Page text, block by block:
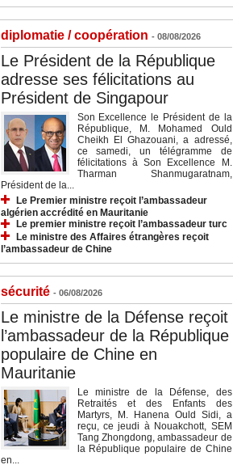
diplomatie / coopération - 08/08/2026
Le Président de la République
adresse ses félicitations au
Président de Singapour
Son Excellence le Président de la
République, M. Mohamed Ould
Cheikh El Ghazouani, a adressé,
ce samedi, un télégramme de
félicitations à Son Excellence M.
Tharman Shanmugaratnam,
Président de la...
Le Premier ministre reçoit l’ambassadeur
algérien accrédité en Mauritanie
Le premier ministre reçoit l’ambassadeur turc
Le ministre des Affaires étrangères reçoit
l’ambassadeur de Chine
sécurité - 06/08/2026
Le ministre de la Défense reçoit
l’ambassadeur de la République
populaire de Chine en
Mauritanie
Le ministre de la Défense, des
Retraités et des Enfants des
Martyrs, M. Hanena Ould Sidi, a
reçu, ce jeudi à Nouakchott, SEM
Tang Zhongdong, ambassadeur de
la République populaire de Chine
en...